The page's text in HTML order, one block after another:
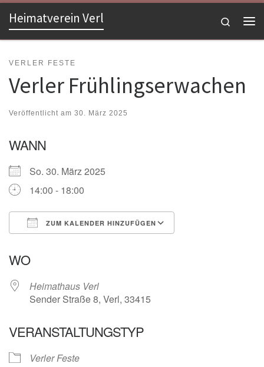
Zum Inhalt springen
Heimatverein Verl
Search
VERLER FESTE
Verler Frühlingserwachen
Veröffentlicht am 30. März 2025
WANN
So. 30. März 2025
14:00 - 18:00
ZUM KALENDER HINZUFÜGEN
WO
Heimathaus Verl
Sender Straße 8, Verl, 33415
VERANSTALTUNGSTYP
Verler Feste